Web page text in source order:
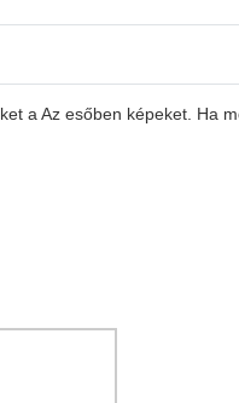
a Az esőben képeket. Ha